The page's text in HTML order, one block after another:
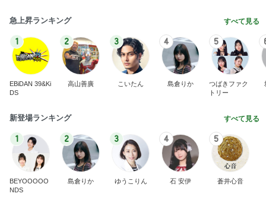
急上昇ランキング すべて見る
1
EBiDAN 39&Ki
DS
2
高山善廣
3
こいたん
4
島倉りか
5
つばきファク
トリー
新登場ランキング すべて見る
1
BEYOOOOO
NDS
2
島倉りか
3
ゆうこりん
4
石 安伊
5
蒼井心音